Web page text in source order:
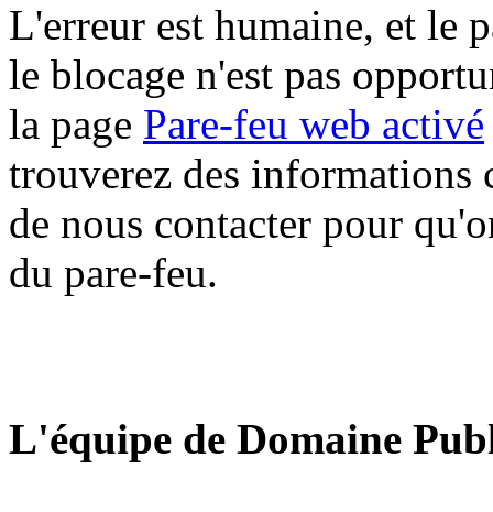
L'erreur est humaine, et le
le blocage n'est pas
la page Pare-feu web activé
trouverez des informations
de nous contacter pour
du pare-feu.
L'équipe de Domaine